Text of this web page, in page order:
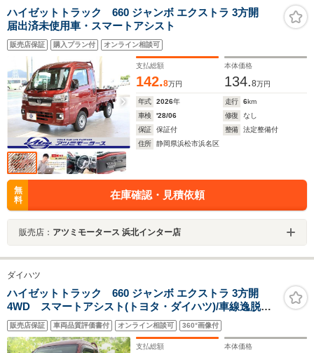
ハイゼットトラック 660 ジャンボ エクストラ 3方開
届出済未使用車・スマートアシスト
販売店保証 購入プラン付 オンライン相談可
支払総額
142.8万円
本体価格
134.8万円
年式 2026年 走行 6km
車検
'28/06 修復
なし
保証
保証付 整備
法定整備付
住所
静岡県浜松市浜名区
無
料
在庫確認・見積依頼
販売店： アツミモータース 浜北インター店
ダイハツ
ハイゼットトラック 660 ジャンボ エクストラ 3方開
4WD スマートアシスト(トヨタ・ダイハツ)/車線逸脱防
止支援システム/届出済未使用車/ヘッドランプ LED/EBD
付ABS/横滑り防止装置/アイドリングストップ/禁煙車/エ
アバッグ 運転席
販売店保証 車両品質評価書付 オンライン相談可 360°画像付
支払総額 本体価格